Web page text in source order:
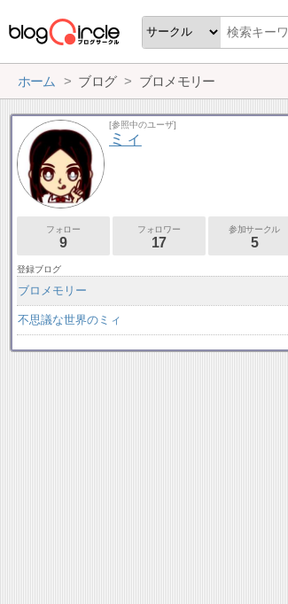
ホーム ブログ ブロメモリー
[参照中のユーザ]
ミィ
フォロー
9
フォロワー
17
参加サークル
5
登録ブログ
ブロメモリー
不思議な世界のミィ